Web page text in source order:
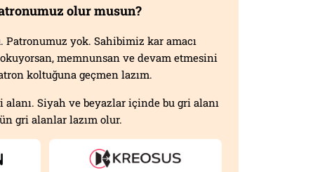
olur musun?
yok. Sahibimiz kar amacı
memnunsan ve devam etmesini
koltuğuna geçmen lazım.
Siyah ve beyazlar içinde bu gri alanı
gri alanlar lazım olur.